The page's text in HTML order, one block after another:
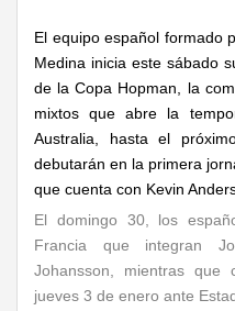
El equipo español formado
Medina inicia este sábado
de la Copa Hopman, la
mixtos que abre la
Australia, hasta el
debutarán en la primera
que cuenta con Kevin
El domingo 30, los
Francia que integran
Johansson, mientras
jueves 3 de enero ante